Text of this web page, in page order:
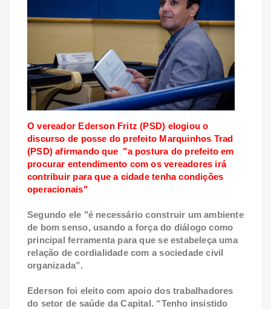
O vereador Ederson Fritz (PSD) elogiou o
discurso de posse do prefeito Marquinhos Trad
(PSD) afirmando que "a postura do prefeito em
procurar entendimento com os vereadores irá
contribuir para que a cidade tenha condições
operacionais"
Segundo ele "é necessário construir um ambiente
de bom senso, usando a força do diálogo como
principal ferramenta para que se estabeleça uma
relação de cordialidade com a sociedade civil
organizada”.
Ederson foi eleito com apoio dos trabalhadores
do setor de saúde da Capital. “Tenho insistido